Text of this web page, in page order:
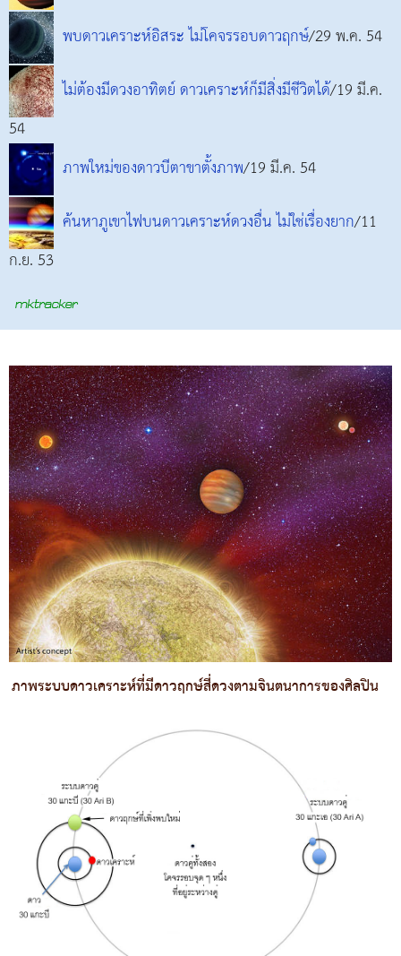
พบดาวเคราะห์อิสระ ไม่โคจรรอบดาวฤกษ์/29 พ.ค. 54
ไม่ต้องมีดวงอาทิตย์ ดาวเคราะห์ก็มีสิ่งมีชีวิตได้/19 มี.ค.
54
ภาพใหม่ของดาวบีตาขาตั้งภาพ/19 มี.ค. 54
ค้นหาภูเขาไฟบนดาวเคราะห์ดวงอื่น ไม่ใช่เรื่องยาก/11
ก.ย. 53
ภาพระบบดาวเคราะห์ที่มีดาวฤกษ์สี่ดวงตามจินตนาการของศิลปิน